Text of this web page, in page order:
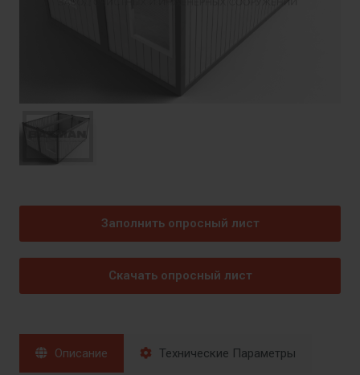
Заполнить опросный лист
Скачать опросный лист
Описание Технические Параметры